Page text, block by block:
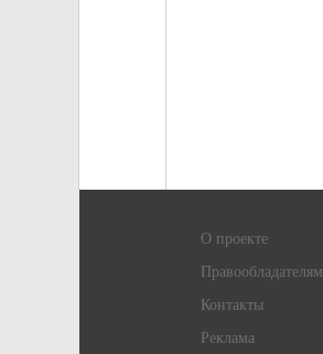
О проекте
Правообладателям
Контакты
Реклама